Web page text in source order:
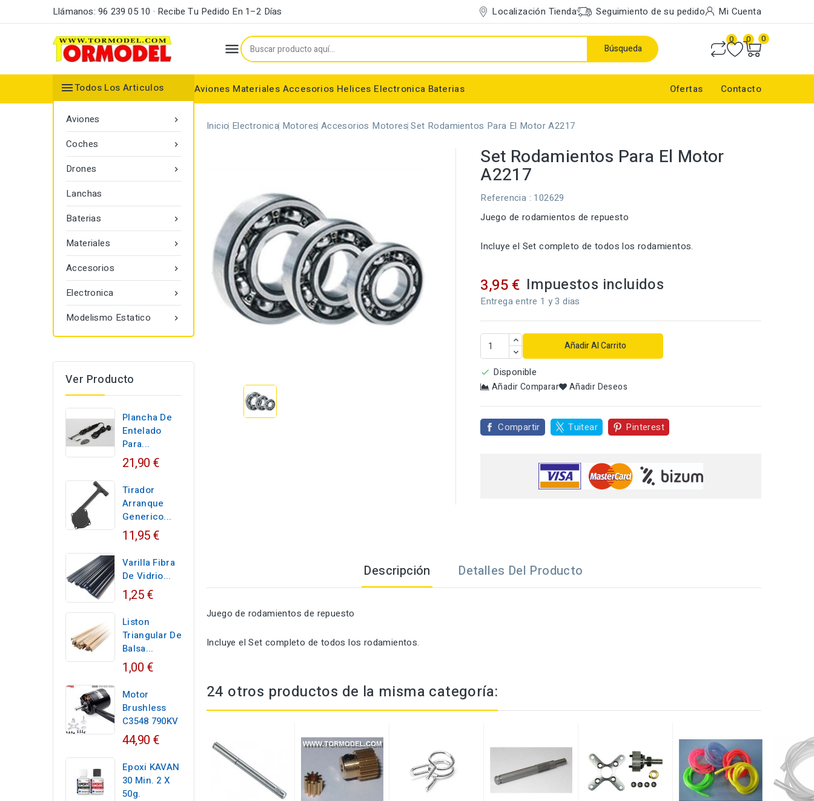
Llámanos: 96 239 05 10 · Recibe Tu Pedido En 1–2 Días Localización Tienda Seguimiento de su pedido Mi Cuenta
 Búsqueda
0 0 0
Aviones Materiales Accesorios Helices Electronica Baterias Ofertas Contacto
Todos Los Articulos

Aviones

Coches

Drones
Lanchas

Baterias

Materiales

Accesorios

Electronica

Modelismo Estatico
Ver Producto
Plancha De
Entelado
Para...
21,90 €
Tirador
Arranque
Generico...
11,95 €
Varilla Fibra
De Vidrio...
1,25 €
Liston
Triangular De
Balsa...
1,00 €
Motor
Brushless
C3548 790KV
44,90 €
Epoxi KAVAN
30 Min. 2 X
50g.
Inicio Electronica Motores Accesorios Motores Set Rodamientos Para El Motor A2217
Set Rodamientos Para El Motor
A2217
Referencia : 102629
Juego de rodamientos de repuesto
Incluye el Set completo de todos los rodamientos.
3,95 € Impuestos incluidos
Entrega entre 1 y 3 dias
Añadir Al Carrito
 Disponible
Añadir Comparar Añadir Deseos
Compartir Tuitear Pinterest
Descripción Detalles Del Producto
Juego de rodamientos de repuesto
Incluye el Set completo de todos los rodamientos.
24 otros productos de la misma categoría: